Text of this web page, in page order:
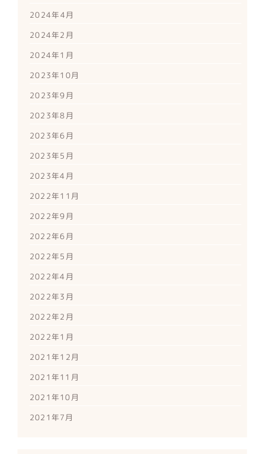
2024年4月
2024年2月
2024年1月
2023年10月
2023年9月
2023年8月
2023年6月
2023年5月
2023年4月
2022年11月
2022年9月
2022年6月
2022年5月
2022年4月
2022年3月
2022年2月
2022年1月
2021年12月
2021年11月
2021年10月
2021年7月